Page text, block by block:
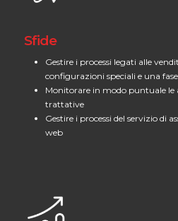
Sfide
Gestire i processi legati alle
configurazioni speciali e una
Monitorare in modo puntuale
trattative
Gestire i processi del servizio di
web